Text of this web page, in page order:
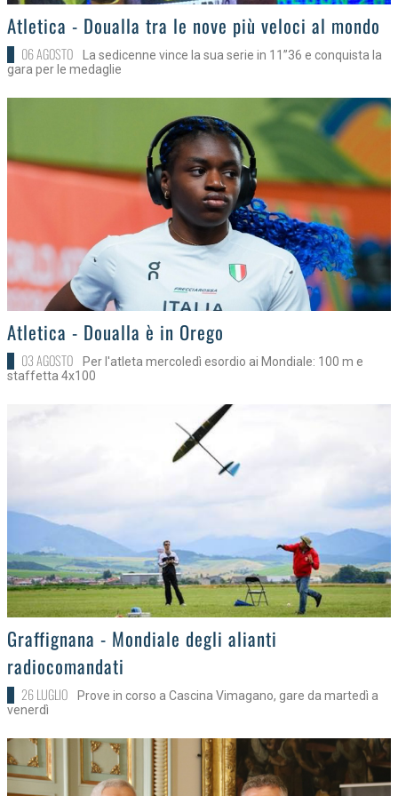
>
Atletica - Doualla tra le nove più veloci al mondo
06 AGOSTO
La sedicenne vince la sua serie in 11”36 e conquista la
gara per le medaglie
>
Atletica - Doualla è in Orego
03 AGOSTO
Per l'atleta mercoledì esordio ai Mondiale: 100 m e
staffetta 4x100
>
Graffignana - Mondiale degli alianti
radiocomandati
26 LUGLIO
Prove in corso a Cascina Vimagano, gare da martedì a
venerdì